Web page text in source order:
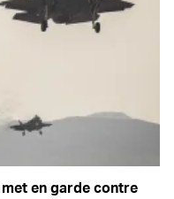
en garde contre